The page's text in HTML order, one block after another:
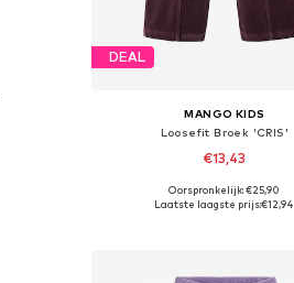
DEAL
MANGO KIDS
Loosefit Broek 'CRIS'
€13,43
Oorspronkelijk: €25,90
Laatste laagste prijs:€12,94